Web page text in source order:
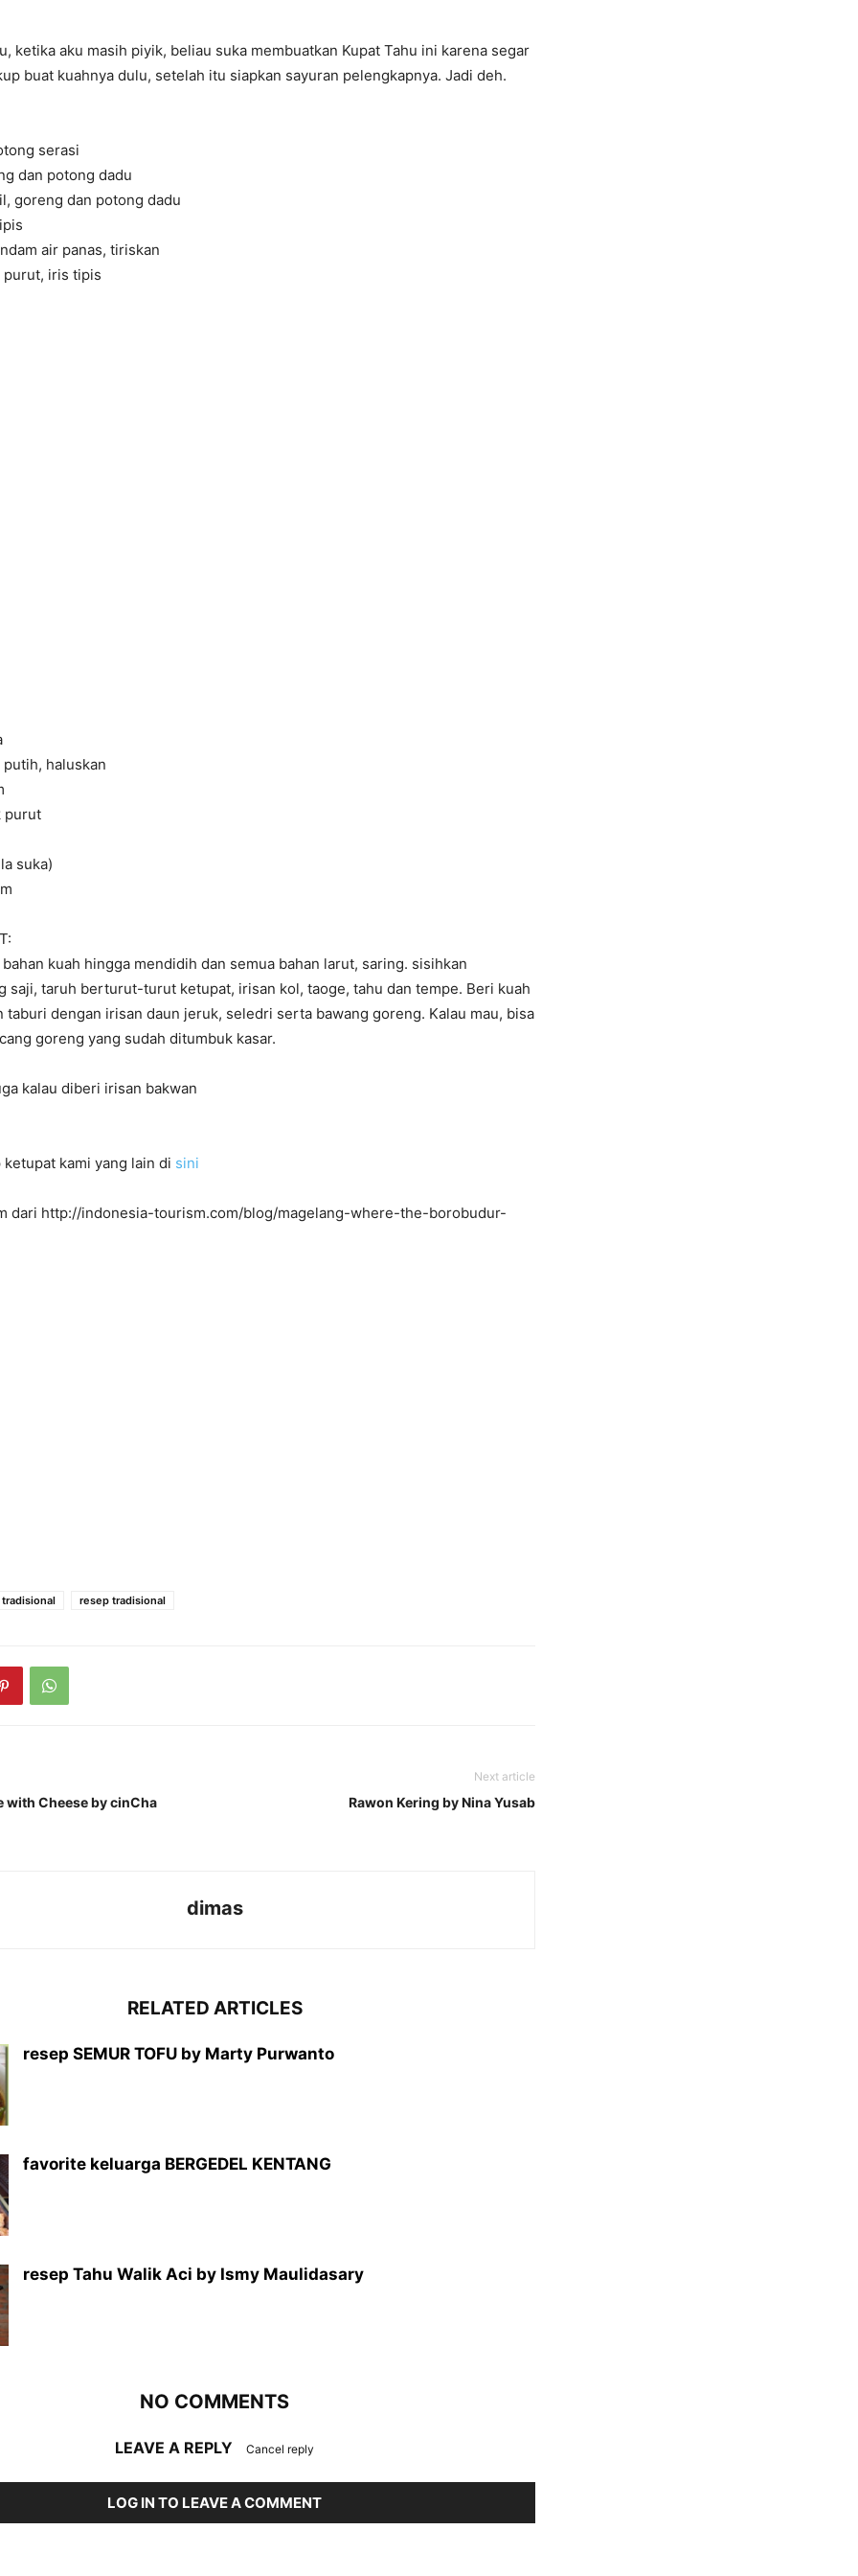
ketika aku masih piyik, beliau suka membuatkan Kupat Tahu ini karena segar
buat kuahnya dulu, setelah itu siapkan sayuran pelengkapnya. Jadi deh.
serasi
dan potong dadu
goreng dan potong dadu
air panas, tiriskan
iris tipis
haluskan
purut
suka)
bahan kuah hingga mendidih dan semua bahan larut, saring. sisihkan
saji, taruh berturut-turut ketupat, irisan kol, taoge, tahu dan tempe. Beri kuah
taburi dengan irisan daun jeruk, seledri serta bawang goreng. Kalau mau, bisa
goreng yang sudah ditumbuk kasar.
kalau diberi irisan bakwan
ketupat kami yang lain di sini
dari http://indonesia-tourism.com/blog/magelang-where-the-borobudur-
tradisional resep tradisional
with Cheese by cinCha
Next article
Rawon Kering by Nina Yusab
dimas
RELATED ARTICLES
resep SEMUR TOFU by Marty Purwanto
favorite keluarga BERGEDEL KENTANG
resep Tahu Walik Aci by Ismy Maulidasary
NO COMMENTS
LEAVE A REPLY Cancel reply
LOG IN TO LEAVE A COMMENT